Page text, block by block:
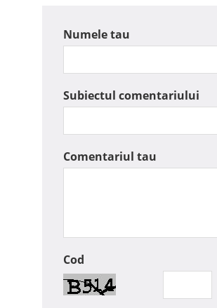
Numele tau
Subiectul comentariului
Comentariul tau
Cod